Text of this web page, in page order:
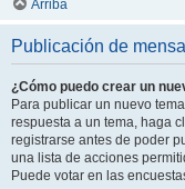
Arriba
Publicación de
¿Cómo puedo crear un
Para publicar un nuevo
respuesta a un tema, haga
registrarse antes de poder
una lista de acciones
Puede votar en las